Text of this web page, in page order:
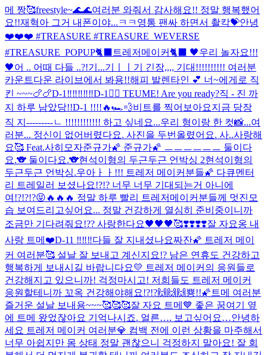
메 짱🥰freestyle~🌊🌊여러분 와줘서 감사해요!! 정말 행복했어
요!!재혁아 그거 내폰이야...ㅋㅋ 영통 팬싸 하면서 촬칵💝안녕
❤️❤️❤️ #TREASURE #TREASURE_WEVERSE
#TREASURE_POPUP🐈‍⬛트레저메이커🐈‍⬛ 🖤우리 놀자요!!!
🖤어 .. 어때 다들 ..?!기...기ㅣㅣ기 긴장,,,, 기대!!!!!!!!!! 여러분
카운트다운 라이브에서 봐용!!해피 발렌타인 💕 너~에게로 직
킨 ~~~🍗🍗D-1‼️‼️‼️‼️‼️D-1❤️‍🔥 TEUME! Are you ready?직 - 진 까
지 하루 남았당!!D-1 !!!!🔥🏎💨비트를 찍어보아요지금 당장
직 지---------ㄴ !!!!!!!!!!!! 하고 싶네요...우리 형이랑 한 컷📸...여
러분... 정신이 없어버렸다요. 사진을 두번올렸어요. 사..사랑해
요🥰 Feat.사히모자준규가🌠 준규가🌠 ㅡㅡㅡㅡㅡㅡ 둘이다
요.🐨 둘이다요.🐨현석이형의 두근두근 언박싱 2현석이형의
두근두근 언박싱.우아ㅏㅏ!!! 트레저 메이커분들🌠 다큐멘터
리 트레일러 보셨나요!?!? 너무 너무 기대되는거 아니에
여!?!?!?😝🔥🔥🔥 정말 하루 빨리 트레저메이커분들께 멋진모
습 보여드리고싶어요... 정말 건강하게 열심히 준비중이니까
조금만 기다려줘요!?? 사랑한다요🖤🖤🖤🥰❣️❣️❣️❣️잘 자요옹 내
사랑 트메❤️D-11 ‼️‼️‼️다들 잘 지내셨나요짜잔🌠 트레저 메이
커 여러분🥰 설날 잘 보내고 계신지요!? 남은 연휴도 건강하고
행복하게 보내시길 바랍니다요💛 트레저 메이커의 응원들로
건강해지고 있으니까! 걱정마시고! 저희들도 트레저 메이커
응원할테니까 꼬옥 건강해야해요!?!?🙌🙌🙌뿅!!🌠 트메 여러분
즐거운 설날 보내용~~~🥰🥰🥰잘 자요 트메💙 좋은 꿈여기 옆
에 트메 왔었잖아요 기억나시죠. 얼른…. 보고싶어요…안녕하
세요 트레저 메이커 여러분💎 컴백 전에 이런 상황을 마주해서
너무 아쉽지만 몸 상태 정말 괜찮으니 걱정하지 말아요! 잘 회